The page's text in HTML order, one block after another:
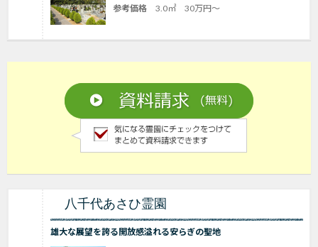
参考価格
3.0㎡ 30万円～
八千代あさひ霊園
雄大な展望を誇る開放感溢れる安らぎの聖地